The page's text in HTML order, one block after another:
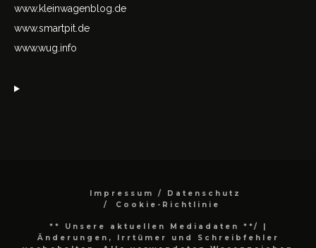
www.kleinwagenblog.de
www.smartpit.de
www.wug.info
Impressum / Datenschutz
Cookie-Richtlinie
** Unsere aktuellen Mediadaten **/
|
Änderungen, Irrtümer und Schreibfehler